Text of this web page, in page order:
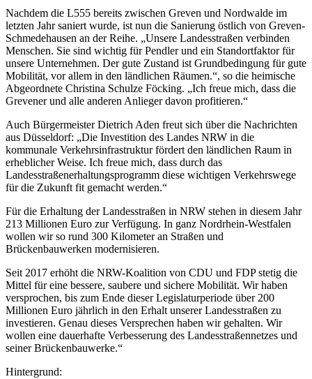
Nachdem die L555 bereits zwischen Greven und Nordwalde im
letzten Jahr saniert wurde, ist nun die Sanierung östlich von Greven-
Schmedehausen an der Reihe. „Unsere Landesstraßen verbinden
Menschen. Sie sind wichtig für Pendler und ein Standortfaktor für
unsere Unternehmen. Der gute Zustand ist Grundbedingung für gute
Mobilität, vor allem in den ländlichen Räumen.“, so die heimische
Abgeordnete Christina Schulze Föcking. „Ich freue mich, dass die
Grevener und alle anderen Anlieger davon profitieren.“
Auch Bürgermeister Dietrich Aden freut sich über die Nachrichten
aus Düsseldorf: „Die Investition des Landes NRW in die
kommunale Verkehrsinfrastruktur fördert den ländlichen Raum in
erheblicher Weise. Ich freue mich, dass durch das
Landesstraßenerhaltungsprogramm diese wichtigen Verkehrswege
für die Zukunft fit gemacht werden.“
Für die Erhaltung der Landesstraßen in NRW stehen in diesem Jahr
213 Millionen Euro zur Verfügung. In ganz Nordrhein-Westfalen
wollen wir so rund 300 Kilometer an Straßen und
Brückenbauwerken modernisieren.
Seit 2017 erhöht die NRW-Koalition von CDU und FDP stetig die
Mittel für eine bessere, saubere und sichere Mobilität. Wir haben
versprochen, bis zum Ende dieser Legislaturperiode über 200
Millionen Euro jährlich in den Erhalt unserer Landesstraßen zu
investieren. Genau dieses Versprechen haben wir gehalten. Wir
wollen eine dauerhafte Verbesserung des Landesstraßennetzes und
seiner Brückenbauwerke.“
Hintergrund: